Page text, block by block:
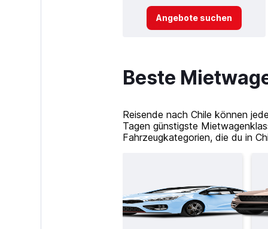
Angebote suchen
Beste
Reisende nach Chile können
Tagen günstigste
Fahrzeugkategorien, die du in